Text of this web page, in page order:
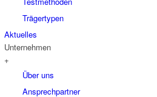
Trägertypen
Aktuelles
Unternehmen
+
Über uns
Ansprechpartner